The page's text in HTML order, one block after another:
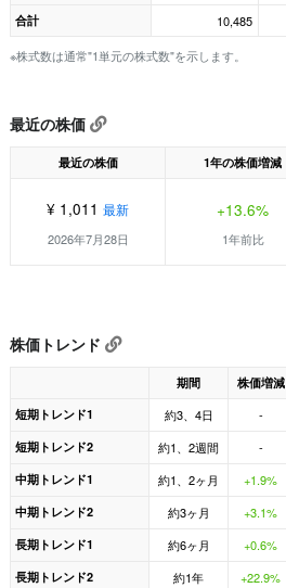
合計 10,485
※株式数は通常"1単元の株式数"を示します。
最近の株価
最近の株価 1年の株価増減
¥ 1,011 最新
2026年7月28日
+13.6%
1年前比
株価トレンド
期間 株価増減
短期トレンド1
約3、4日 -
短期トレンド2 約1、2週間 -
中期トレンド1 約1、2ヶ月 +1.9%
中期トレンド2 約3ヶ月 +3.1%
長期トレンド1 約6ヶ月 +0.6%
長期トレンド2 約1年 +22.9%